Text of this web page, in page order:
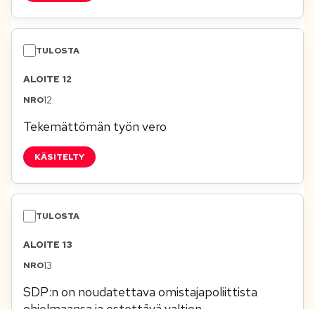
ALOITE 12
12
Tekemättömän työn vero
KÄSITELTY
ALOITE 13
13
SDP:n on noudatettava omistajapoliittista